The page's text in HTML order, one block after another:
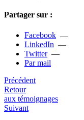
Partager sur :
Facebook —
LinkedIn —
Twitter—
Par mail
Précédent
Retour
aux témoignages
Suivant